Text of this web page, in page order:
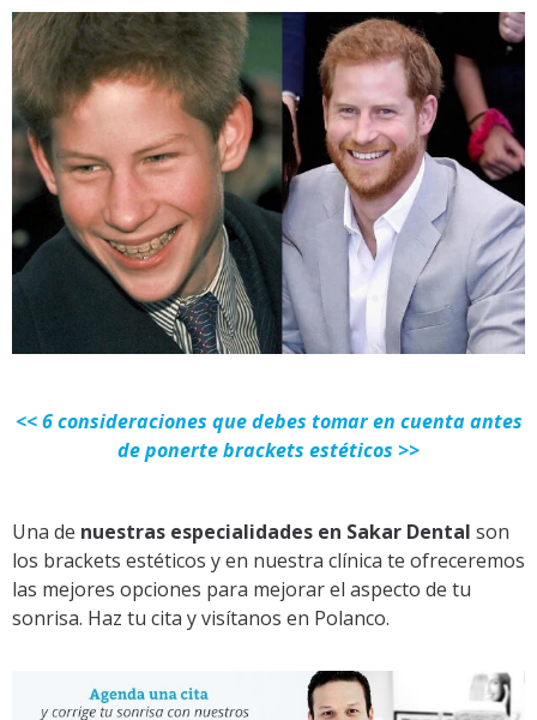
<< 6 consideraciones que debes tomar en cuenta antes
de ponerte brackets estéticos >>
Una de nuestras especialidades en Sakar Dental son
los brackets estéticos y en nuestra clínica te ofreceremos
las mejores opciones para mejorar el aspecto de tu
sonrisa. Haz tu cita y visítanos en Polanco.